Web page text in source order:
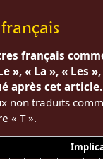
français
», « La », « Les
après cet article.
non traduits
« T ».